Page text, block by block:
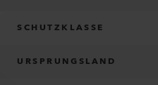
SCHUTZKLASSE
URSPRUNGSLAND